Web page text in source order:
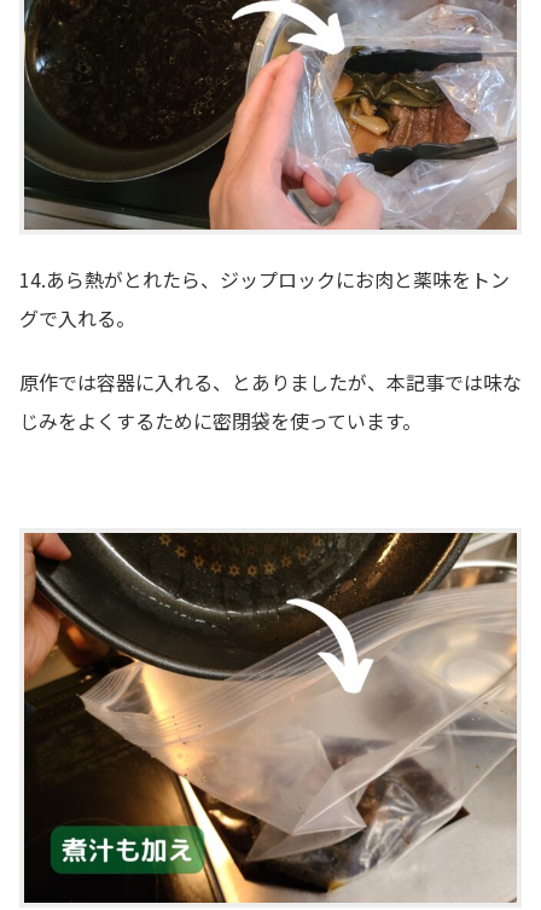
14.あら熱がとれたら、ジップロックにお肉と薬味をトン
グで入れる。
原作では容器に入れる、とありましたが、本記事では味な
じみをよくするために密閉袋を使っています。